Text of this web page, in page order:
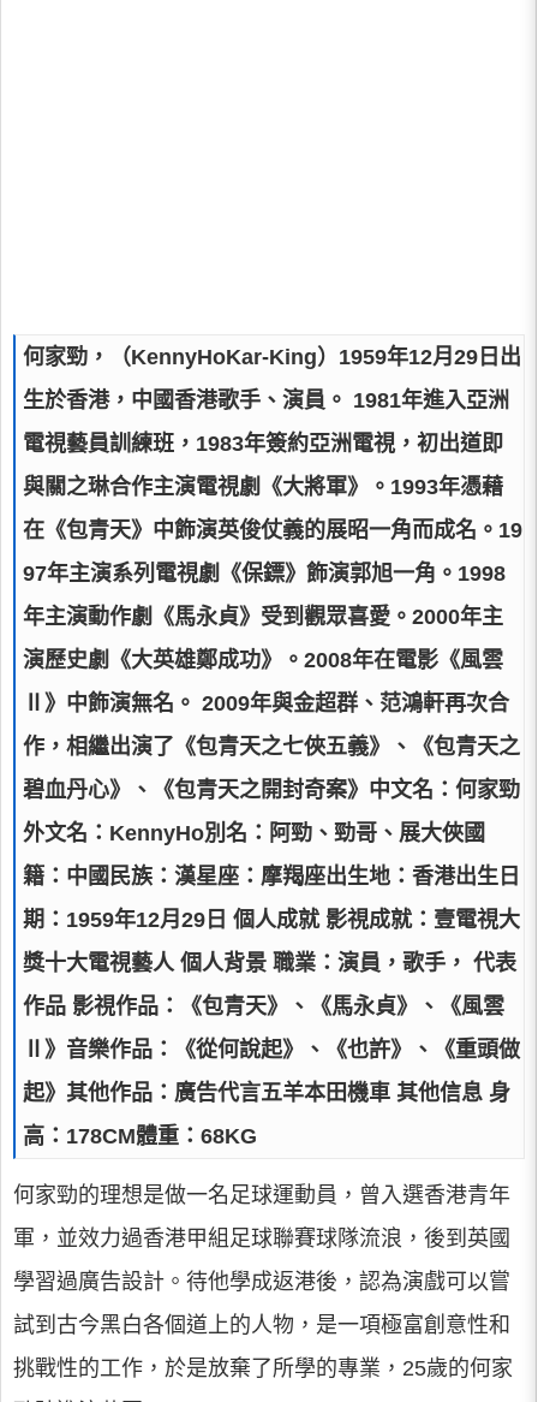
何家勁，（KennyHoKar-King）1959年12月29日出
生於香港，中國香港歌手、演員。 1981年進入亞洲
電視藝員訓練班，1983年簽約亞洲電視，初出道即
與關之琳合作主演電視劇《大將軍》。1993年憑藉
在《包青天》中飾演英俊仗義的展昭一角而成名。19
97年主演系列電視劇《保鏢》飾演郭旭一角。1998
年主演動作劇《馬永貞》受到觀眾喜愛。2000年主
演歷史劇《大英雄鄭成功》。2008年在電影《風雲
Ⅱ》中飾演無名。 2009年與金超群、范鴻軒再次合
作，相繼出演了《包青天之七俠五義》、《包青天之
碧血丹心》、《包青天之開封奇案》中文名：何家勁
外文名：KennyHo別名：阿勁、勁哥、展大俠國
籍：中國民族：漢星座：摩羯座出生地：香港出生日
期：1959年12月29日 個人成就 影視成就：壹電視大
獎十大電視藝人 個人背景 職業：演員，歌手， 代表
作品 影視作品：《包青天》、《馬永貞》、《風雲
Ⅱ》音樂作品：《從何說起》、《也許》、《重頭做
起》其他作品：廣告代言五羊本田機車 其他信息 身
高：178CM體重：68KG
何家勁的理想是做一名足球運動員，曾入選香港青年
軍，並效力過香港甲組足球聯賽球隊流浪，後到英國
學習過廣告設計。待他學成返港後，認為演戲可以嘗
試到古今黑白各個道上的人物，是一項極富創意性和
挑戰性的工作，於是放棄了所學的專業，25歲的何家